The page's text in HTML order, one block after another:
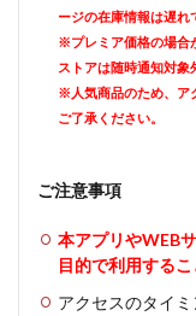
ージの在庫情報は遅れ
※プレミア価格の場合
ストアは随時通知対象
※人気商品のため、ア
ご了承ください。
ご注意事項
本アプリやWEB
目的で利用するこ
アクセスのタイ